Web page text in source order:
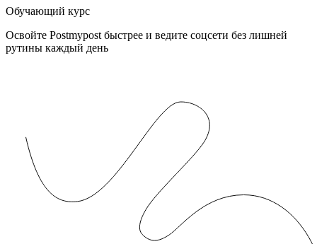
Обучающий курс
Освойте Postmypost быстрее и ведите соцсети без лишней
рутины каждый день